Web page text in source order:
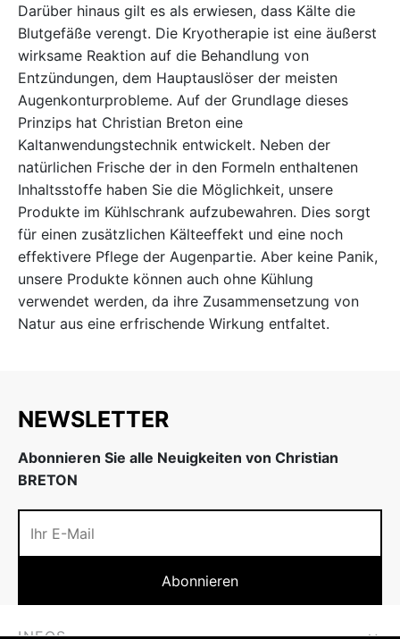
Darüber hinaus gilt es als erwiesen, dass Kälte die
Blutgefäße verengt. Die Kryotherapie ist eine äußerst
wirksame Reaktion auf die Behandlung von
Entzündungen, dem Hauptauslöser der meisten
Augenkonturprobleme. Auf der Grundlage dieses
Prinzips hat Christian Breton eine
Kaltanwendungstechnik entwickelt. Neben der
natürlichen Frische der in den Formeln enthaltenen
Inhaltsstoffe haben Sie die Möglichkeit, unsere
Produkte im Kühlschrank aufzubewahren. Dies sorgt
für einen zusätzlichen Kälteeffekt und eine noch
effektivere Pflege der Augenpartie. Aber keine Panik,
unsere Produkte können auch ohne Kühlung
verwendet werden, da ihre Zusammensetzung von
Natur aus eine erfrischende Wirkung entfaltet.
NEWSLETTER
Abonnieren Sie alle Neuigkeiten von Christian
BRETON